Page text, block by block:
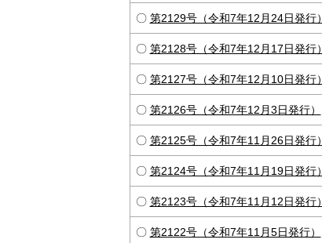
〇 第2129号（令和7年12月24日発行）
〇 第2128号（令和7年12月17日発行）
〇 第2127号（令和7年12月10日発行）
〇 第2126号（令和7年12月3日発行）
〇 第2125号（令和7年11月26日発行）
〇 第2124号（令和7年11月19日発行）
〇 第2123号（令和7年11月12日発行）
〇 第2122号（令和7年11月5日発行）